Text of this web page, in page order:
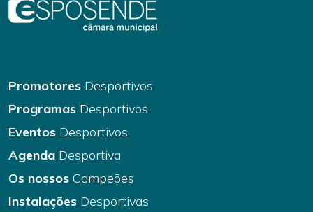
Promotores Desportivos
Programas Desportivos
Eventos Desportivos
Agenda Desportiva
Os nossos Campeões
Instalações Desportivas